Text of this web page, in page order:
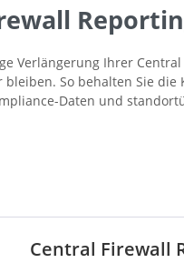
Verlängerung Ihrer
So behalten Sie
Daten und
Central Firewall